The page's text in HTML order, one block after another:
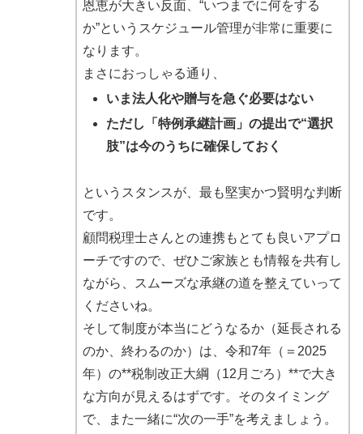
恩恵が大きい反面、“いつまでに何をする
か”というスケジュール管理が非常に重要に
なります。
まさにおっしゃる通り、
いま法人化や贈与を急ぐ必要はない
ただし「特例承継計画」の提出で“選択
肢”は今のうちに確保しておく
というスタンスが、最も堅実かつ賢明な判断
です。
顧問税理士さんとの連携もとても良いアプロ
ーチですので、ぜひご家族とも情報を共有し
ながら、スムーズな承継の道を整えていって
くださいね。
そして制度が本当にどうなるか（延長される
のか、終わるのか）は、令和7年（＝2025
年）の**税制改正大綱（12月ごろ）**で大き
な方向が見えるはずです。そのタイミング
で、また一緒に“次の一手”を考えましょう。